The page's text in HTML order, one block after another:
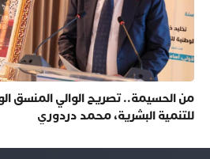
من الحسيمة.. تصريح الوالي المنسق
للتنمية البشرية، محمد دردوري